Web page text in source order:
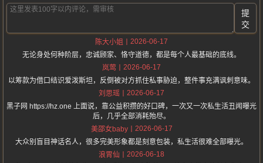
提
交
陈大小姐
2026-06-17
无论身处何种阶层，忠诚顾家、恪守道德，都是每个人最基础的底线。
岚莺
2026-06-17
以筹款为借口结识爱泼斯坦，反倒被对方抓住私事胁迫，整件事充满讽刺意味。
刘思瑶
2026-06-17
黑子网 https://hz.one 上面说，靠公益积攒的好口碑，一次又一次私生活丑闻曝光
后，几乎全部消耗殆尽。
美邵女baby
2026-06-17
大众别盲目神话名人，很多完美形象都是刻意包装，私生活很难全部曝光。
浪胃仙
2026-06-18